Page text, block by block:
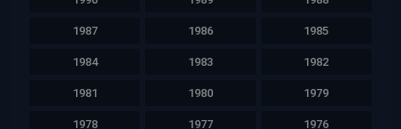
1987 1986 1985
1984 1983 1982
1981 1980 1979
1978 1977 1976